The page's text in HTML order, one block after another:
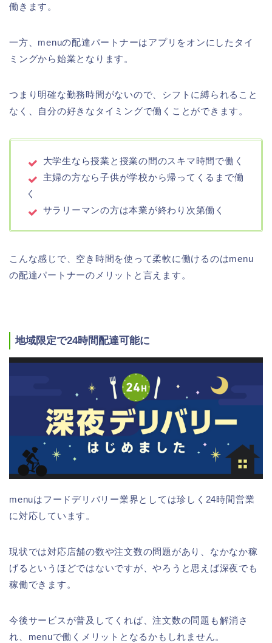
働きます。
一方、menuの配達パートナーはアプリをオンにしたタイ
ミングから始業となります。
つまり明確な勤務時間がないので、シフトに縛られること
なく、自分の好きなタイミングで働くことができます。
大学生なら授業と授業の間のスキマ時間で働く
主婦の方なら子供が学校から帰ってくるまで働
く
サラリーマンの方は本業が終わり次第働く
こんな感じで、空き時間を使って柔軟に働けるのはmenu
の配達パートナーのメリットと言えます。
地域限定で24時間配達可能に
menuはフードデリバリー業界としては珍しく24時間営業
に対応しています。
現状では対応店舗の数や注文数の問題があり、なかなか稼
げるというほどではないですが、やろうと思えば深夜でも
稼働できます。
今後サービスが普及してくれば、注文数の問題も解消さ
れ、menuで働くメリットとなるかもしれません。